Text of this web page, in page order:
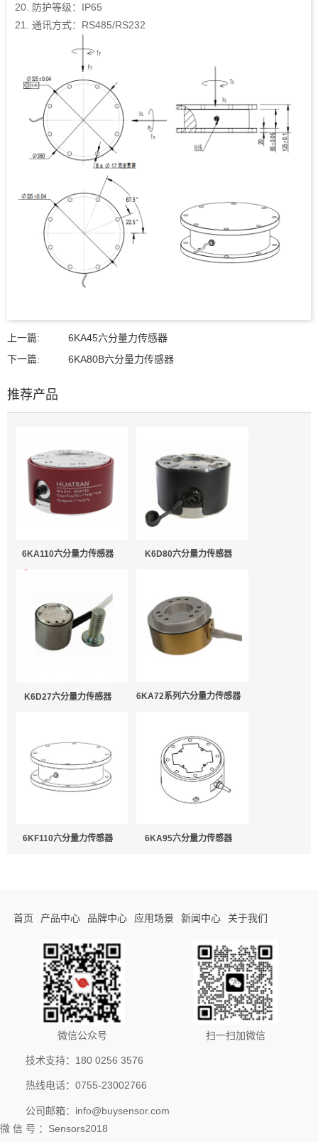
20. 防护等级：IP65
21. 通讯方式：RS485/RS232
上一篇:
6KA45六分量力传感器
下一篇:
6KA80B六分量力传感器
推荐产品
6KA110六分量力传感器 K6D80六分量力传感器
K6D27六分量力传感器 6KA72系列六分量力传感器
6KF110六分量力传感器 6KA95六分量力传感器
首页 产品中心 品牌中心 应用场景 新闻中心 关于我们
微信公众号 扫一扫加微信
技术支持：180 0256 3576
热线电话：0755-23002766
公司邮箱：info@buysensor.com
微 信 号 ：Sensors2018